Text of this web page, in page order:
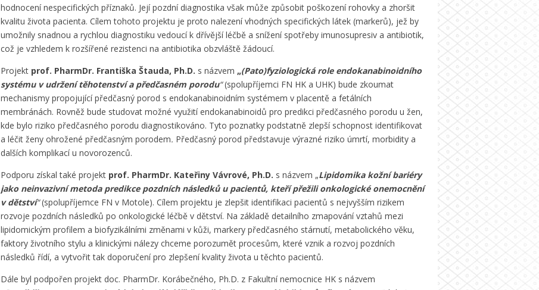
hodnocení nespecifických příznaků. Její pozdní diagnostika však může způsobit poškození rohovky a zhoršit
kvalitu života pacienta. Cílem tohoto projektu je proto nalezení vhodných specifických látek (markerů), jež by
umožnily snadnou a rychlou diagnostiku vedoucí k dřívější léčbě a snížení spotřeby imunosupresiv a antibiotik,
což je vzhledem k rozšířené rezistenci na antibiotika obzvláště žádoucí.
Projekt prof. PharmDr. Františka Štauda, Ph.D. s názvem „(Pato)fyziologická role endokanabinoidního
systému v udržení těhotenství a předčasném porodu“(spolupříjemci FN HK a UHK) bude zkoumat
mechanismy propojující předčasný porod s endokanabinoidním systémem v placentě a fetálních
membránách. Rovněž bude studovat možné využití endokanabinoidů pro predikci předčasného porodu u žen,
kde bylo riziko předčasného porodu diagnostikováno. Tyto poznatky podstatně zlepší schopnost identifikovat
a léčit ženy ohrožené předčasným porodem. Předčasný porod představuje výrazné riziko úmrtí, morbidity a
dalších komplikací u novorozenců.
Podporu získal také projekt prof. PharmDr. Kateřiny Vávrové, Ph.D. s názvem „Lipidomika kožní bariéry
jako neinvazivní metoda predikce pozdních následků u pacientů, kteří přežili onkologické onemocnění
v dětství“(spolupříjemce FN v Motole). Cílem projektu je zlepšit identifikaci pacientů s nejvyšším rizikem
rozvoje pozdních následků po onkologické léčbě v dětství. Na základě detailního zmapování vztahů mezi
lipidomickým profilem a biofyzikálními změnami v kůži, markery předčasného stárnutí, metabolického věku,
faktory životního stylu a klinickými nálezy chceme porozumět procesům, které vznik a rozvoj pozdních
následků řídí, a vytvořit tak doporučení pro zlepšení kvality života u těchto pacientů.
Dále byl podpořen projekt doc. PharmDr. Korábečného, Ph.D. z Fakultní nemocnice HK s názvem